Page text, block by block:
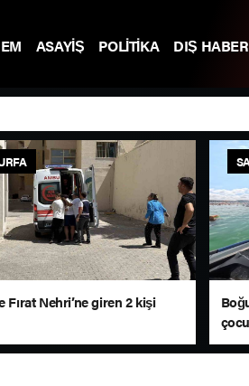
ASAYİŞ POLİTİKA DIŞ
Fırat Nehri’ne giren 2 kişi